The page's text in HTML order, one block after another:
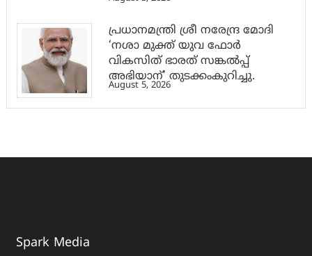
പ്രധാനമന്ത്രി ശ്രീ നരേന്ദ്ര മോദി
‘നശാ മുക്ത് യുവ ഫോർ
വികസിത് ഭാരത് സങ്കൽപ്പ്
അഭിയാന്’ തുടക്കംകുറിച്ചു.
August 5, 2026
Spark Media